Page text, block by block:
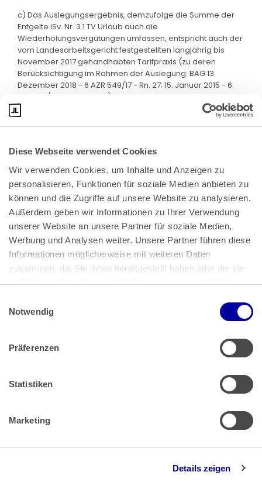
Diese Webseite verwendet Cookies
Wir verwenden Cookies, um Inhalte und Anzeigen zu
personalisieren, Funktionen für soziale Medien anbieten zu
können und die Zugriffe auf unsere Website zu analysieren.
Außerdem geben wir Informationen zu Ihrer Verwendung
unserer Website an unsere Partner für soziale Medien,
Werbung und Analysen weiter. Unsere Partner führen diese
Informationen möglicherweise mit weiteren Daten
zusammen, die Sie ihnen bereitgestellt haben oder die sie
im Rahmen Ihrer Nutzung der Dienste gesammelt haben.
Impressum
Notwendig
Präferenzen
Statistiken
Marketing
Details zeigen
c) Das Auslegungsergebnis, demzufolge die Summe der
Entgelte iSv. Nr. 3.1 TV Urlaub auch die
Wiederholungsvergütungen umfassen, entspricht auch der
vom Landesarbeitsgericht festgestellten langjährig bis
November 2017 gehandhabten Tarifpraxis (zu deren
Berücksichtigung im Rahmen der Auslegung: BAG 13.
Dezember 2018 - 6 AZR 549/17 - Rn. 27; 15. Januar 2015 - 6
AZR 707/13 - Rn. 27 mwN).
Bundeskanzlerplatz 2
53113 Bonn
Pressemitteilungen|AGB
Impressum|Datenschutz
Muster Widerrufsformular (PDF)
Barrierefreiheit